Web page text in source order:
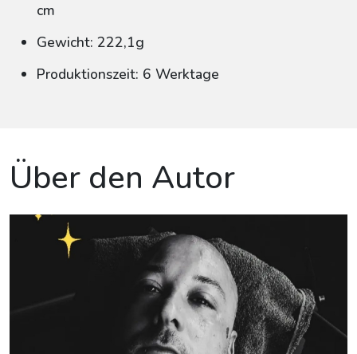
cm
Gewicht: 222,1g
Produktionszeit: 6 Werktage
Über den Autor